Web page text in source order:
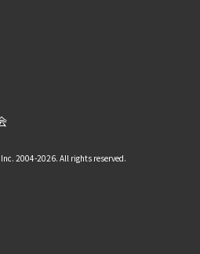
2004-2026. All rights reserved.